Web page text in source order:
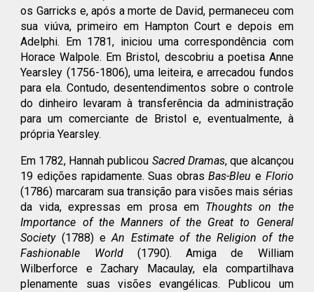
os Garricks e, após a morte de David, permaneceu com
sua viúva, primeiro em Hampton Court e depois em
Adelphi. Em 1781, iniciou uma correspondência com
Horace Walpole. Em Bristol, descobriu a poetisa Anne
Yearsley (1756-1806), uma leiteira, e arrecadou fundos
para ela. Contudo, desentendimentos sobre o controle
do dinheiro levaram à transferência da administração
para um comerciante de Bristol e, eventualmente, à
própria Yearsley.
Em 1782, Hannah publicou Sacred Dramas, que alcançou
19 edições rapidamente. Suas obrasBas-Bleu e Florio
(1786) marcaram sua transição para visões mais sérias
da vida, expressas em prosa em Thoughts on the
Importance of the Manners of the Great to General
Society(1788) eAn Estimate of the Religion of the
Fashionable World(1790). Amiga de William
Wilberforce e Zachary Macaulay, ela compartilhava
plenamente suas visões evangélicas. Publicou um